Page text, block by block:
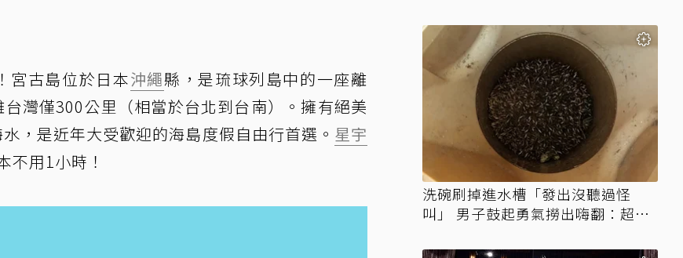
宮古島位於日本沖繩縣，是琉球列島中的一座離
灣僅300公里（相當於台北到台南）。擁有絕美
，是近年大受歡迎的海島度假自由行首選。 星宇
不用1小時！
洗碗刷掉進水槽「發出沒聽過怪
叫」 男子鼓起勇氣撈出嗨翻：超可